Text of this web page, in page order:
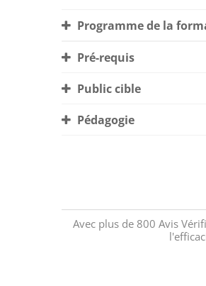
Programme de la
Pré-requis
Public cible
Pédagogie
Avec plus de 800 Avis